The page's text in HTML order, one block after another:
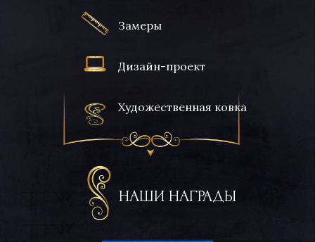
Замеры
Дизайн-проект
Художественная ковка
НАШИ НАГРАДЫ